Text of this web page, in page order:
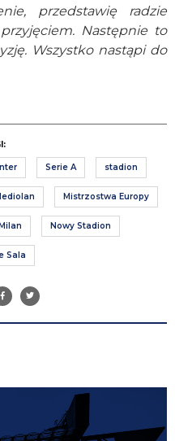
przedstawię radzie
Następnie to
Wszystko nastąpi do
Serie A stadion
Mistrzostwa Europy
Nowy Stadion
Sala